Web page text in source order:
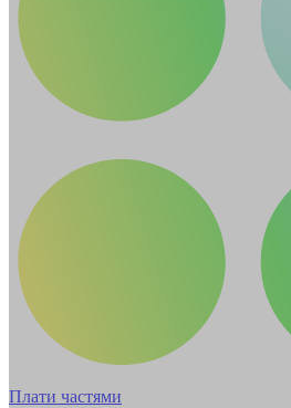
Плати частями